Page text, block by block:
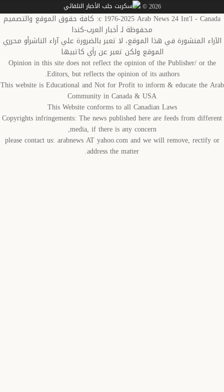
2026 ©
c 1976-2025 Arab News 24 Int'l - Canada: كافة حقوق الموقع والتصميم
محفوظة لـ أخبار العرب-كندا
المنشورة في هذا الموقع، لا تعبر بالضرورة علي آراء الناشرأو محرري
الموقع ولكن تعبر عن رأي كاتبيها
Opinion in this site does not reflect the opinion of the Publisher/ or
Editors, but reflects the opinion of its authors.
This website is Educational and Not for Profit to inform & educate the
Community in Canada & USA
This Website conforms to all Canadian Laws
Copyrights infringements: The news published here are feeds from
media, if there is any concern,
please contact us: arabnews AT yahoo.com and we will remove,
address the matter.